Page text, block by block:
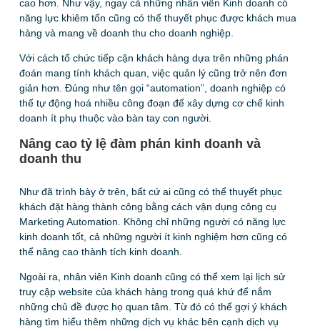
cao hơn. Như vậy, ngay cả những nhân viên Kinh doanh có
năng lực khiêm tốn cũng có thể thuyết phục được khách mua
hàng và mang về doanh thu cho doanh nghiệp.
Với cách tổ chức tiếp cận khách hàng dựa trên những phán
đoán mang tính khách quan, việc quản lý cũng trở nên đơn
giản hơn. Đúng như tên gọi “automation”, doanh nghiệp có
thể tự động hoá nhiều công đoạn để xây dựng cơ chế kinh
doanh ít phụ thuộc vào bàn tay con người.
Nâng cao tỷ lệ đàm phán kinh doanh và
doanh thu
Như đã trình bày ở trên, bất cứ ai cũng có thể thuyết phục
khách đặt hàng thành công bằng cách vận dụng công cụ
Marketing Automation. Không chỉ những người có năng lực
kinh doanh tốt, cả những người ít kinh nghiệm hơn cũng có
thể nâng cao thành tích kinh doanh.
Ngoài ra, nhân viên Kinh doanh cũng có thể xem lại lịch sử
truy cập website của khách hàng trong quá khứ để nắm
những chủ đề được họ quan tâm. Từ đó có thể gợi ý khách
hàng tìm hiểu thêm những dịch vụ khác bên cạnh dịch vụ